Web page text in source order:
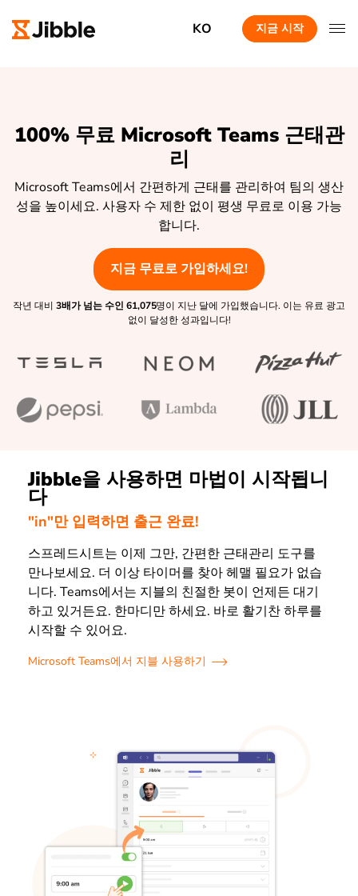
KO 지금 시작
100% 무료 Microsoft Teams 근태관
리
Microsoft Teams에서 간편하게 근태를 관리하여 팀의 생산
성을 높이세요. 사용자 수 제한 없이 평생 무료로 이용 가능
합니다.
지금 무료로 가입하세요!
작년 대비 3배가 넘는 수인 61,075명이 지난 달에 가입했습니다. 이는 유료 광고
없이 달성한 성과입니다!
Jibble을 사용하면 마법이 시작됩니
다
"in"만 입력하면 출근 완료!
스프레드시트는 이제 그만, 간편한 근태관리 도구를
만나보세요. 더 이상 타이머를 찾아 헤맬 필요가 없습
니다. Teams에서는 지블의 친절한 봇이 언제든 대기
하고 있거든요. 한마디만 하세요. 바로 활기찬 하루를
시작할 수 있어요.
Microsoft Teams에서 지블 사용하기